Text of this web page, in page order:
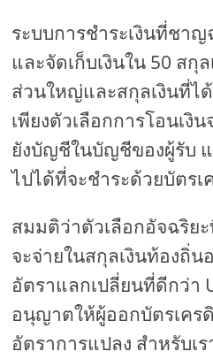
ระบบการชำระเงินที่ชา
และจัดเก็บเงินใน 50 สกุ
ส่วนใหญ่และสกุลเงินที่ไ
เพียงตัวเลือกการโอนเ
ยังบัญชีในบัญชีของผู้รับ แ
ไปได้ที่จะชำระด้วยบัตร
สมมติว่าตัวเลือกอัจฉริย
จะจ่ายในสกุลเงินท้องถิ่น
อัตราแลกเปลี่ยนที่ดีกว่า
อนุญาตให้ผู้ออกบัตรเคร
อัตราการแปลง สำหรับเ